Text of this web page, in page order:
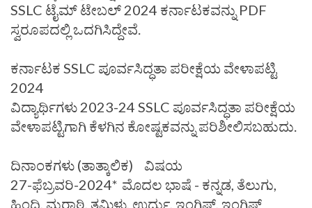
SSLC ಟೈಮ್ ಟೇಬಲ್ 2024 ಕರ್ನಾಟಕವನ್ನು PDF
ಸ್ವರೂಪದಲ್ಲಿ ಒದಗಿಸಿದ್ದೇವೆ.
ಕರ್ನಾಟಕ SSLC ಪೂರ್ವಸಿದ್ಧತಾ ಪರೀಕ್ಷೆಯ ವೇಳಾಪಟ್ಟಿ
2024
ವಿದ್ಯಾರ್ಥಿಗಳು 2023-24 SSLC ಪೂರ್ವಸಿದ್ಧತಾ ಪರೀಕ್ಷೆಯ
ವೇಳಾಪಟ್ಟಿಗಾಗಿ ಕೆಳಗಿನ ಕೋಷ್ಟಕವನ್ನು ಪರಿಶೀಲಿಸಬಹುದು.
ದಿನಾಂಕಗಳು (ತಾತ್ಕಾಲಿಕ)
ವಿಷಯ
27-ಫೆಬ್ರವರಿ-2024* ಮೊದಲ ಭಾಷೆ - ಕನ್ನಡ, ತೆಲುಗು,
ಹಿಂದಿ, ಮರಾಠಿ, ತಮಿಳು, ಉರ್ದು, ಇಂಗ್ಲಿಷ್, ಇಂಗ್ಲಿಷ್